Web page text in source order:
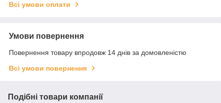
Всі умови оплати
Умови повернення
Повернення товару впродовж 14 днів за домовленістю
Всі умови повернення
Подібні товари компанії